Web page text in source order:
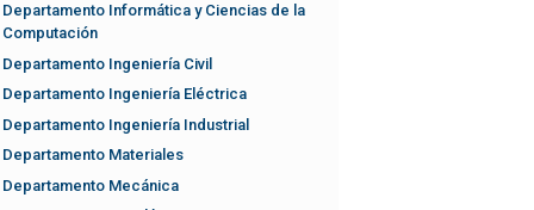
Departamento Informática y Ciencias de la
Computación
Departamento Ingeniería Civil
Departamento Ingeniería Eléctrica
Departamento Ingeniería Industrial
Departamento Materiales
Departamento Mecánica